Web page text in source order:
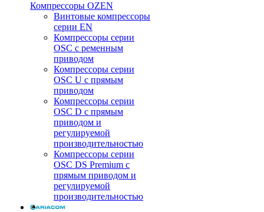
Компрессоры OZEN
Винтовые компрессоры
серии EN
Компрессоры серии
OSC с ременным
приводом
Компрессоры серии
OSC U с прямым
приводом
Компрессоры серии
OSC D с прямым
приводом и
регулируемой
производительностью
Компрессоры серии
OSC DS Premium с
прямым приводом и
регулируемой
производительностью